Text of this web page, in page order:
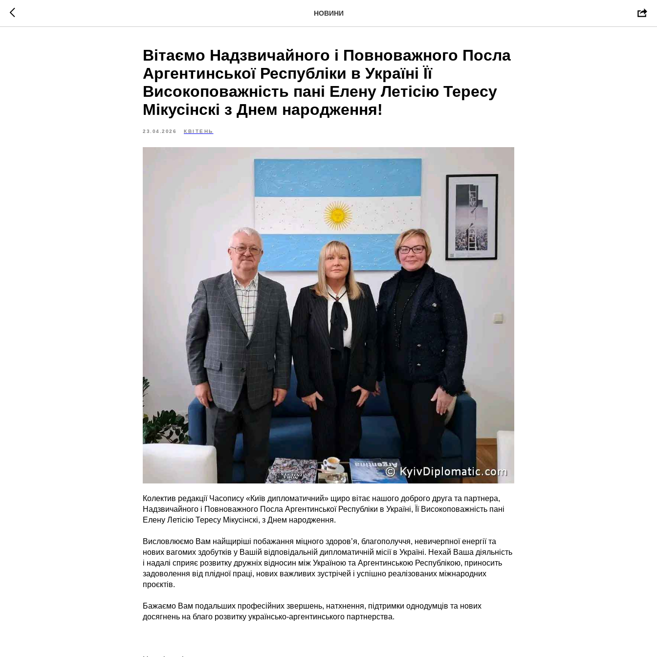
НОВИНИ
Вітаємо Надзвичайного і Повноважного Посла
Аргентинської Республіки в Україні Її
Високоповажність пані Елену Летісію Тересу
Мікусінскі з Днем народження!
23.04.2026 КВІТЕНЬ
Колектив редакції Часопису «Київ дипломатичний» щиро вітає нашого доброго друга та партнера,
Надзвичайного і Повноважного Посла Аргентинської Республіки в Україні, Її Високоповажність пані
Елену Летісію Тересу Мікусінскі, з Днем народження.
Висловлюємо Вам найщиріші побажання міцного здоров’я, благополуччя, невичерпної енергії та
нових вагомих здобутків у Вашій відповідальній дипломатичній місії в Україні. Нехай Ваша діяльність
і надалі сприяє розвитку дружніх відносин між Україною та Аргентинською Республікою, приносить
задоволення від плідної праці, нових важливих зустрічей і успішно реалізованих міжнародних
проєктів.
Бажаємо Вам подальших професійних звершень, натхнення, підтримки однодумців та нових
досягнень на благо розвитку українсько-аргентинського партнерства.